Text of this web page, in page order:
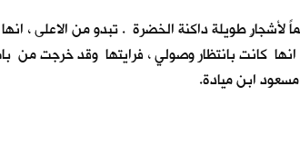
لأشجارٍ طويلة داكنة الخضرة . تبدو من الاعلى ،
كانت بانتظار وصولي ، فرايتها وقد خرجت من
ابن ميادة.